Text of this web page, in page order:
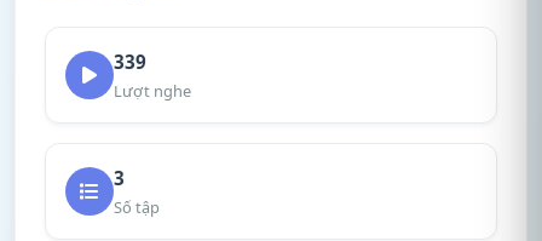
339
Lượt nghe
3
Số tập